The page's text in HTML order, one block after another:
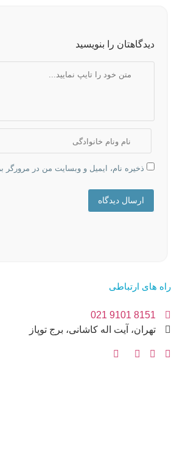
دیدگاهتان را بنویسید
ذخیره نام، ایمیل و وبسایت من در مرورگر
ارسال دیدگاه
راه های ارتباطی
8151 9101 021
تهران، آیت اله کاشانی، برج توپاز